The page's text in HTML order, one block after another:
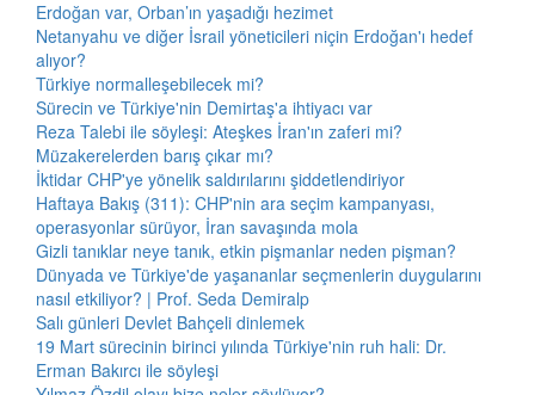
Erdoğan var, Orban’ın yaşadığı hezimet
Netanyahu ve diğer İsrail yöneticileri niçin Erdoğan'ı hedef
alıyor?
Türkiye normalleşebilecek mi?
Sürecin ve Türkiye'nin Demirtaş'a ihtiyacı var
Reza Talebi ile söyleşi: Ateşkes İran'ın zaferi mi?
Müzakerelerden barış çıkar mı?
İktidar CHP'ye yönelik saldırılarını şiddetlendiriyor
Haftaya Bakış (311): CHP'nin ara seçim kampanyası,
operasyonlar sürüyor, İran savaşında mola
Gizli tanıklar neye tanık, etkin pişmanlar neden pişman?
Dünyada ve Türkiye'de yaşananlar seçmenlerin duygularını
nasıl etkiliyor? | Prof. Seda Demiralp
Salı günleri Devlet Bahçeli dinlemek
19 Mart sürecinin birinci yılında Türkiye'nin ruh hali: Dr.
Erman Bakırcı ile söyleşi